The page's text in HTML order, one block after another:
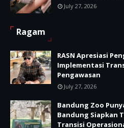
July 27, 2026
Ragam
RASN Apresiasi
Implementasi
Pengawasan
July 27, 2026
Bandung Zoo
Bandung Siapkan
Transisi